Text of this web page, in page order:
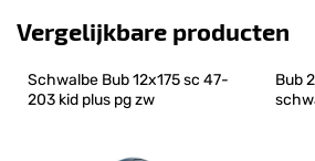
Vergelijkbare producten
Schwalbe Bub 12x175 sc 47-
203 kid plus pg zw
Bub